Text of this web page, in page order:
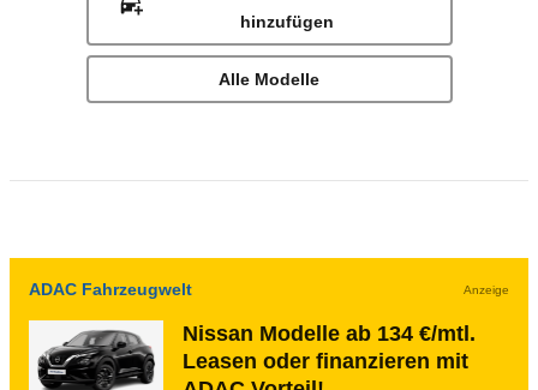
hinzufügen
Alle Modelle
ADAC Fahrzeugwelt Anzeige
Nissan Modelle ab 134 €/mtl.
Leasen oder finanzieren mit